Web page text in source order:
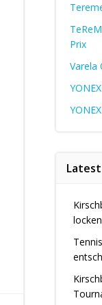
Prix
Varela